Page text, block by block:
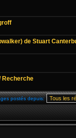
de Stuart
Recherche
postés depuis: